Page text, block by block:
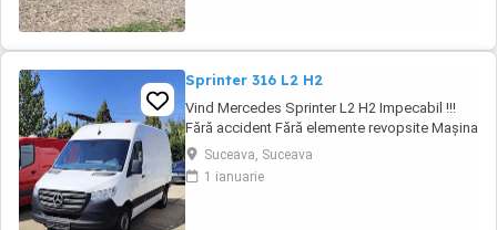
Sprinter 316 L2 H2
Vind Mercedes Sprinter L2 H2 Impecabil !!!
Fără accident Fără elemente revopsite Mașina
arată și rulează foarte bine Keyless-go (
pornește cu cheia în buzunar) Închidere
centralizată Oglinzi electrice Climă Tahograf,
Suceava, Suceava
1 ianuarie